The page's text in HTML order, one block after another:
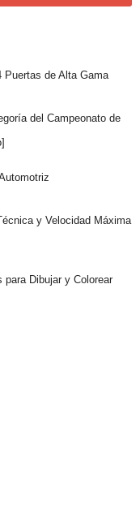
Puertas de Alta Gama
del Campeonato de
y Velocidad Máxima
para Dibujar y Colorear